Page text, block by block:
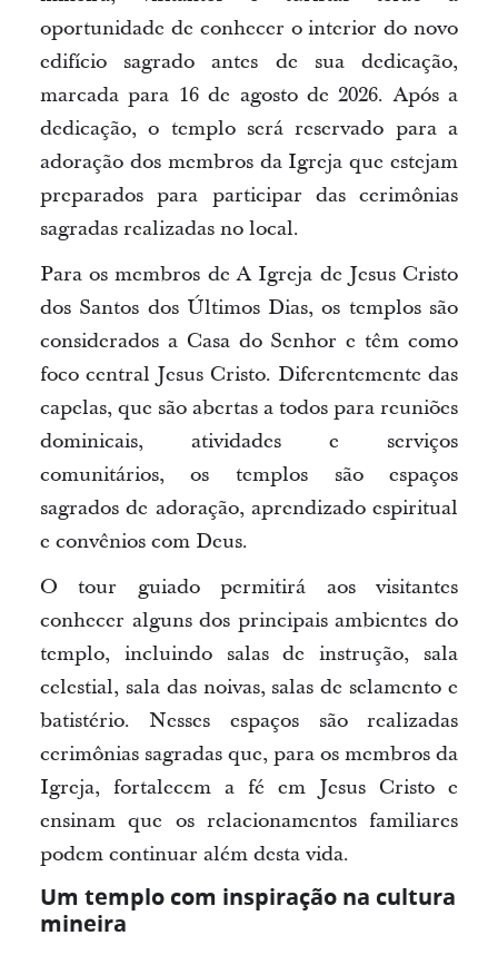
oportunidade de conhecer o interior do novo
edifício sagrado antes de sua dedicação,
marcada para 16 de agosto de 2026. Após a
dedicação, o templo será reservado para a
adoração dos membros da Igreja que estejam
preparados para participar das cerimônias
sagradas realizadas no local.
Para os membros de A Igreja de Jesus Cristo
dos Santos dos Últimos Dias, os templos são
considerados a Casa do Senhor e têm como
foco central Jesus Cristo. Diferentemente das
capelas, que são abertas a todos para reuniões
dominicais, atividades e serviços
comunitários, os templos são espaços
sagrados de adoração, aprendizado espiritual
e convênios com Deus.
O tour guiado permitirá aos visitantes
conhecer alguns dos principais ambientes do
templo, incluindo salas de instrução, sala
celestial, sala das noivas, salas de selamento e
batistério. Nesses espaços são realizadas
cerimônias sagradas que, para os membros da
Igreja, fortalecem a fé em Jesus Cristo e
ensinam que os relacionamentos familiares
podem continuar além desta vida.
Um templo com inspiração na cultura
mineira